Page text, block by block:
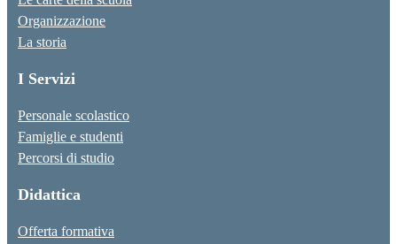
Organizzazione
La storia
I Servizi
Personale scolastico
Famiglie e studenti
Percorsi di studio
Didattica
Offerta formativa